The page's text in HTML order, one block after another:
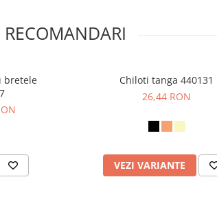
RECOMANDARI
bretele
Chiloti tanga 440131
26,44 RON
VEZI VARIANTE